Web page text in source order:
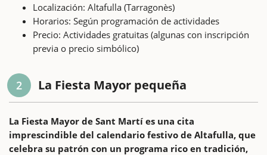
Localización: Altafulla (Tarragonès)
Horarios: Según programación de actividades
Precio: Actividades gratuitas (algunas con inscripción
previa o precio simbólico)
2 La Fiesta Mayor pequeña
La Fiesta Mayor de Sant Martí es una cita
imprescindible del calendario festivo de Altafulla, que
celebra su patrón con un programa rico en tradición,